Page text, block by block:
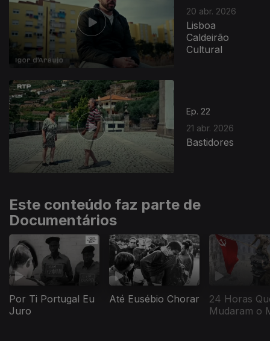
20 abr. 2026
Lisboa
Caldeirão
Cultural
Ep. 22
21 abr. 2026
Bastidores
Este conteúdo faz parte de
Documentários
Por Ti Portugal Eu
Juro
Até Eusébio Chorar
24 Horas
Mudaram o